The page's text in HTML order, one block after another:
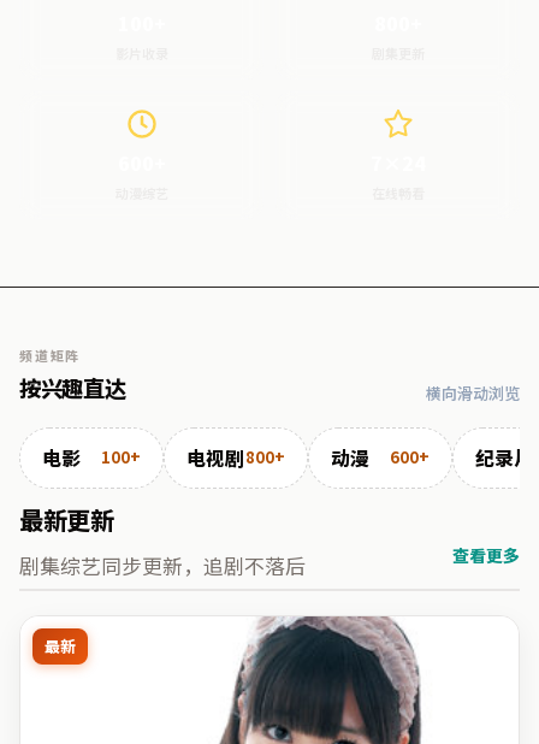
频道矩阵
按兴趣直达 横向滑动浏览
电影 100+ 电视剧800+ 动漫 600+ 纪录片
最新更新
剧集综艺同步更新，追剧不落后 查看更多
最新